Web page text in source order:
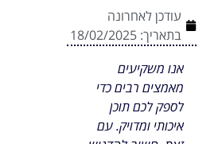
עודכן לאחרונה
בתאריך: 18/02/2025
אנו משקיעים
מאמצים רבים כדי
לספק לכם תוכן
איכותי ומדויק. עם